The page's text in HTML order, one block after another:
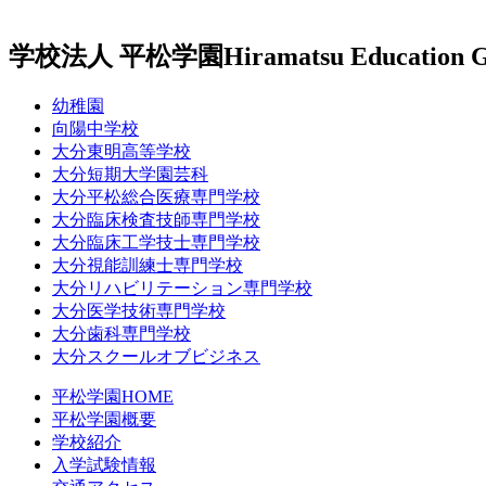
学校法人 平松学園Hiramatsu Education
幼稚園
向陽中学校
大分東明高等学校
大分短期大学園芸科
大分平松総合医療専門学校
大分臨床検査技師専門学校
大分臨床工学技士専門学校
大分視能訓練士専門学校
大分リハビリテーション専門学校
大分医学技術専門学校
大分歯科専門学校
大分スクールオブビジネス
平松学園HOME
平松学園概要
学校紹介
入学試験情報